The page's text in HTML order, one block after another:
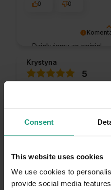
Consent
This website uses cookies
We use cookies to
provide social media
Dziękujemy za opinię!
0
0
Krystyna
5
Naturalne, odżywcze
Opinia dotyczy
STERILISED TURKEY
1/5/2026
0
0